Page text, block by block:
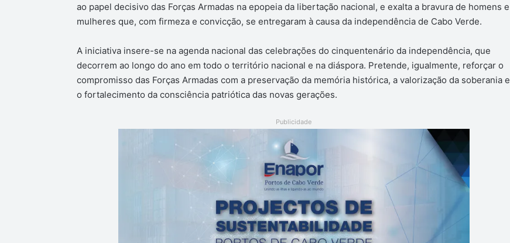
ao papel decisivo das Forças Armadas na epopeia da libertação nacional, e exalta a bravura de homens e
mulheres que, com firmeza e convicção, se entregaram à causa da independência de Cabo Verde.
A iniciativa insere-se na agenda nacional das celebrações do cinquentenário da independência, que
decorrem ao longo do ano em todo o território nacional e na diáspora. Pretende, igualmente, reforçar o
compromisso das Forças Armadas com a preservação da memória histórica, a valorização da soberania e
o fortalecimento da consciência patriótica das novas gerações.
Publicidade